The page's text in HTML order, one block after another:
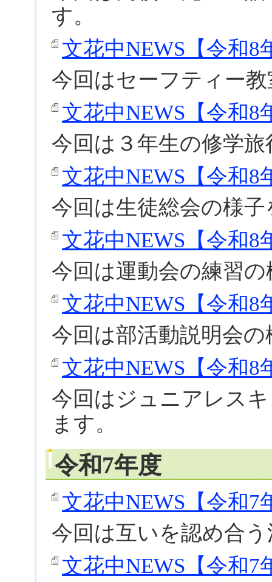
す。
文花中NEWS【令和8
今回はセーフティー
文花中NEWS【令和8
今回は３年生の修学
文花中NEWS【令和8
今回は生徒総会の様
文花中NEWS【令和8
今回は運動会の練習
文花中NEWS【令和8
今回は部活動説明会
文花中NEWS【令和8
今回はジュニアレス
ます。
令和7年度
文花中NEWS【令和7
今回は互いを認め合
文花中NEWS【令和7